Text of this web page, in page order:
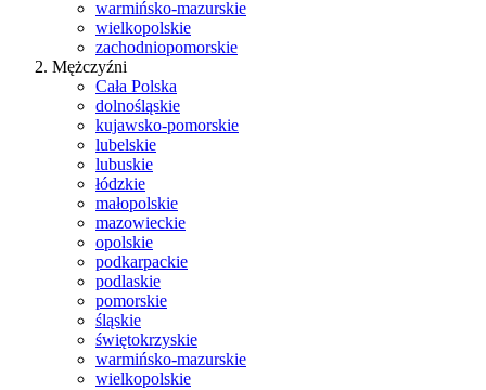
warmińsko-mazurskie
wielkopolskie
zachodniopomorskie
Mężczyźni
Cała Polska
dolnośląskie
kujawsko-pomorskie
lubelskie
lubuskie
łódzkie
małopolskie
mazowieckie
opolskie
podkarpackie
podlaskie
pomorskie
śląskie
świętokrzyskie
warmińsko-mazurskie
wielkopolskie